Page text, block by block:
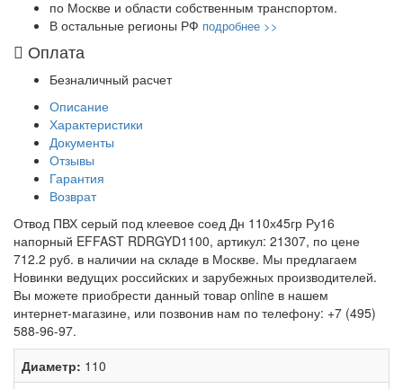
по Москве и области собственным транспортом.
В остальные регионы РФ подробнее >>
Оплата
Безналичный расчет
Описание
Характеристики
Документы
Отзывы
Гарантия
Возврат
Отвод ПВХ серый под клеевое соед Дн 110х45гр Ру16
напорный EFFAST RDRGYD1100, артикул: 21307, по цене
712.2 руб. в наличии на складе в Москве. Мы предлагаем
Новинки ведущих российских и зарубежных производителей.
Вы можете приобрести данный товар online в нашем
интернет-магазине, или позвонив нам по телефону: +7 (495)
588-96-97.
Диаметр: 110